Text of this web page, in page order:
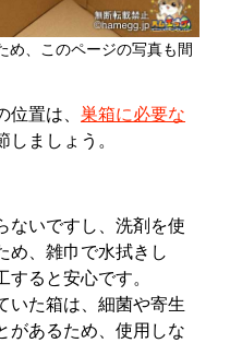
め、このページの写真も間
置は、 巣箱に必要な
しましょう。
ないですし、洗剤を使
め、雑巾で水拭きし
ると安心です。
いた箱は、細菌や寄生
があるため、使用しな